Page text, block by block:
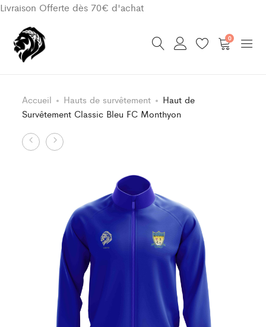
Livraison Offerte dès 70€ d'achat
0
Accueil Hauts de survêtement
Haut de
Survêtement Classic Bleu FC Monthyon
Product
Haut
Monthyon
Enfant
Bas
Monthyon
Enfant